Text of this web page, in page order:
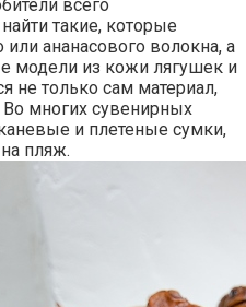
всего
такие, которые
ананасового волокна, а
модели из кожи лягушек и
не только сам материал,
многих сувенирных
и плетеные сумки,
пляж.